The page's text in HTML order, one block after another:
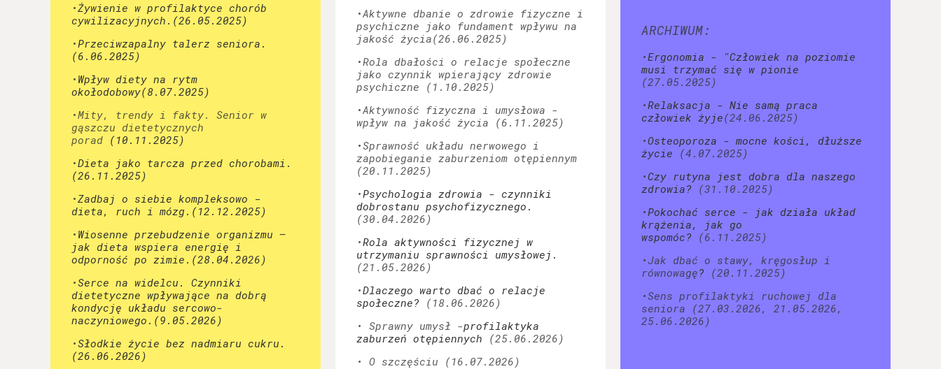
•Żywienie w profilaktyce chorób
cywilizacyjnych. (26.05.2025)
•Przeciwzapalny talerz seniora.
(6.06.2025)
• Wpływ diety na rytm
okołodobowy(8.07.2025)
•Mity, trendy i fakty. Senior w
gąszczu dietetycznych
porad (10.11.2025)
•Dieta jako tarcza przed chorobami.
(26.11.2025)
•Zadbaj o siebie kompleksowo -
dieta, ruch i mózg.(12.12.2025)
• Wiosenne przebudzenie organizmu –
jak dieta wspiera energię i
odporność po zimie.(28.04.2026)
•Serce na widelcu. Czynniki
dietetyczne wpływające na dobrą
kondycję układu sercowo-
naczyniowego.(9.05.2026)
•Słodkie życie bez nadmiaru cukru.
(26.06.2026)
•Aktywne dbanie o zdrowie fizyczne i
psychiczne jako fundament wpływu na
jakość życia(26.06.2025)
•Rola dbałości o relacje społeczne
jako czynnik wpierający zdrowie
psychiczne (1.10.2025)
•Aktywność fizyczna i umysłowa -
wpływ na jakość życia (6.11.2025)
•Sprawność układu nerwowego i
zapobieganie zaburzeniom otępiennym
(20.11.2025)
•Psychologia zdrowia - czynniki
dobrostanu psychofizycznego.
(30.04.2026)
•Rola aktywności fizycznej w
utrzymaniu sprawności umysłowej.
(21.05.2026)
•Dlaczego warto dbać o relacje
społeczne? (18.06.2026)
• Sprawny umysł -profilaktyka
zaburzeń otępiennych (25.06.2026)
• O szczęściu (16.07.2026)
ARCHIWUM:
•Ergonomia - "Człowiek na poziomie
musi trzymać się w pionie
(27.05.2025)
•Relaksacja - Nie samą praca
człowiek żyje(24.06.2025)
•Osteoporoza - mocne kości, dłuższe
życie (4.07.2025)
•Czy rutyna jest dobra dla naszego
zdrowia? (31.10.2025)
•Pokochać serce - jak działa układ
krążenia, jak go
wspomóc? (6.11.2025)
•Jak dbać o stawy, kręgosłup i
równowagę? (20.11.2025)
•Sens profilaktyki ruchowej dla
seniora (27.03.2026, 21.05.2026,
25.06.2026)